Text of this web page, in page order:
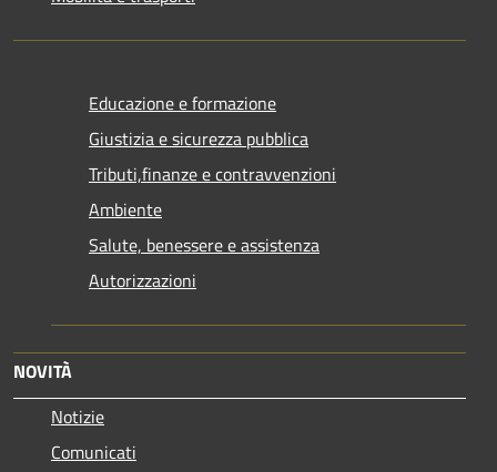
Educazione e formazione
Giustizia e sicurezza pubblica
Tributi,finanze e contravvenzioni
Ambiente
Salute, benessere e assistenza
Autorizzazioni
NOVITÀ
Notizie
Comunicati